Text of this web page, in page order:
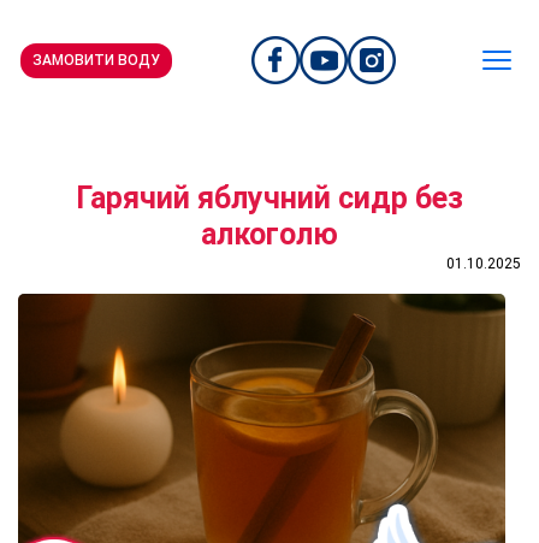
ЗАМОВИТИ ВОДУ
Гарячий яблучний сидр без
алкоголю
01.10.2025